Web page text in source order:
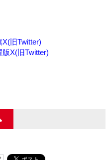
旧Twitter)
X(旧Twitter)